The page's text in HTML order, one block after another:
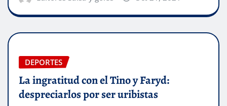
DEPORTES
La ingratitud con el Tino y Faryd:
despreciarlos por ser uribistas